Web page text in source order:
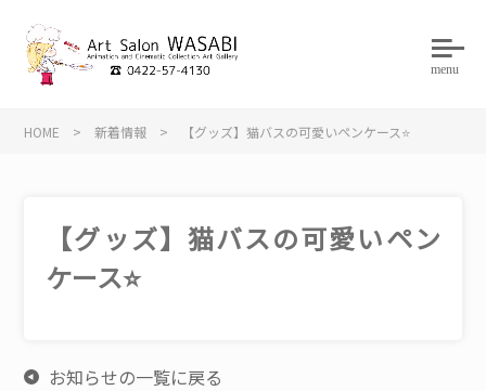
menu
HOME >新着情報 > 【グッズ】猫バスの可愛いペンケース⭐️
【グッズ】猫バスの可愛いペン
ケース⭐️
お知らせの一覧に戻る